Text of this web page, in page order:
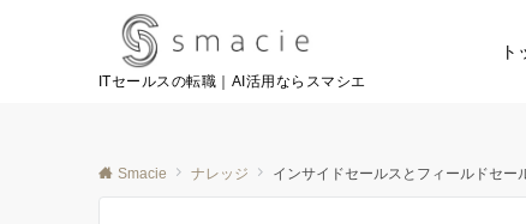
ITセールスの転職｜AI活用ならスマシエ
ト
Smacie ナレッジ インサイドセールスとフィールドセー